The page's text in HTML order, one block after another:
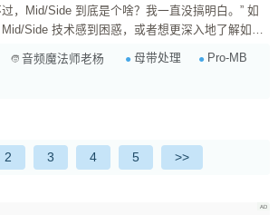
，Mid/Side 到底是个啥？我一直没搞明白。” 如
Side 技术感到困惑，或者想更深入地了解如何
用它来提升音质，那么恭喜你，来对地方了！今
Side 的神秘面纱，并结合 Pro-MB 的强大功能，
音频魔法师老杨 母带处理
Pro-MB
2 3 4 5 >>